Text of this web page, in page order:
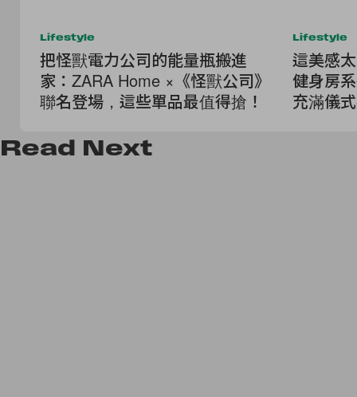
Lifestyle
把怪獸電力公司的能量瓶搬進
家：ZARA Home ×《怪獸公司》
聯名登場，這些單品最值得搶！
Lifestyle
這美感
健身房
充滿儀
Read Next